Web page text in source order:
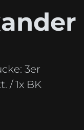
3er
/ 1x BK